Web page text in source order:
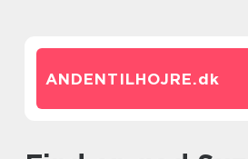
ANDENTILHOJRE.dk